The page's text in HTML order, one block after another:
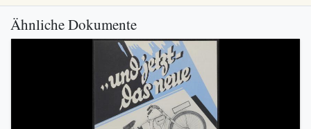
Ähnliche Dokumente